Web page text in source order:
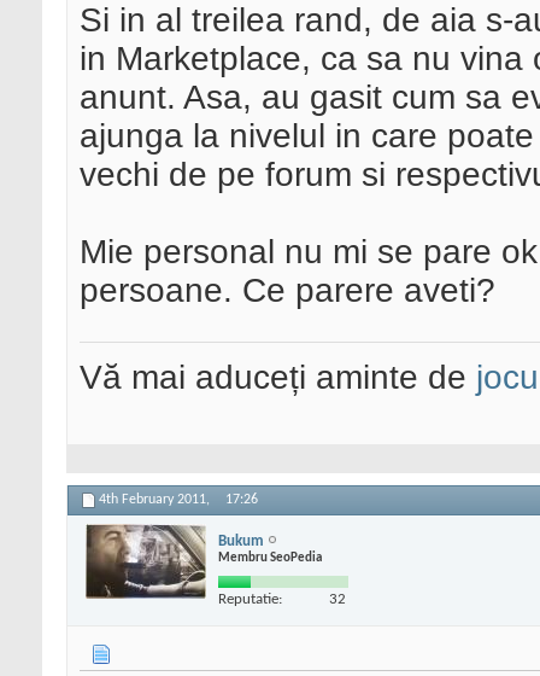
Si in al treilea rand, de aia s-
in Marketplace, ca sa nu vina
anunt. Asa, au gasit cum sa
ajunga la nivelul in care
vechi de pe forum si
Mie personal nu mi se pare
persoane. Ce parere aveti?
Vă mai aduceți aminte de
4th February 2011, 17:26
Bukum
Membru SeoPedia
Reputatie: 32